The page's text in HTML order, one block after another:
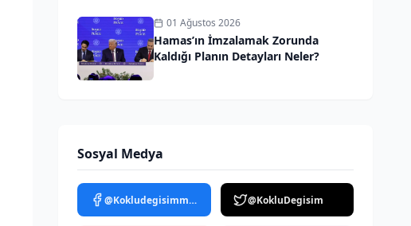
01 Ağustos 2026
Hamas’ın İmzalamak Zorunda
Kaldığı Planın Detayları Neler?
Sosyal Medya
@Kokludegisimmedya @KokluDegisim